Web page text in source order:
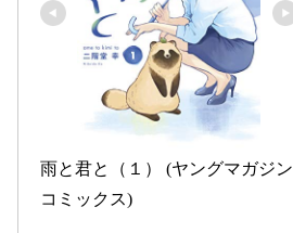
雨と君と（１） (ヤングマガジン
コミックス)